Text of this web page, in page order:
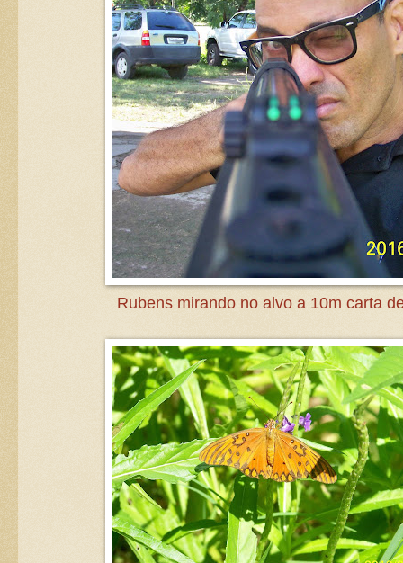
Rubens mirando no alvo a 10m carta